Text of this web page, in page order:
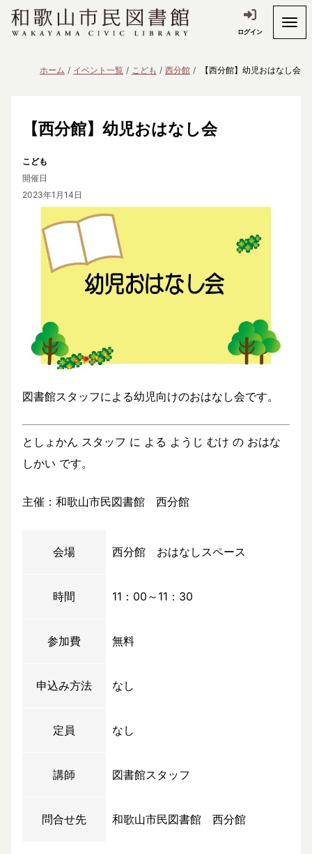
ログイン
ホーム イベント一覧 こども 西分館 【西分館】幼児おはなし会
【西分館】幼児おはなし会
こども
開催日
2023年1月14日
図書館スタッフによる幼児向けのおはなし会です。
としょかん スタッフ に よる ようじ むけ の おはな
しかい です。
主催：和歌山市民図書館 西分館
会場 西分館 おはなしスペース
時間 11：00～11：30
参加費 無料
申込み方法 なし
定員 なし
講師 図書館スタッフ
問合せ先 和歌山市民図書館 西分館